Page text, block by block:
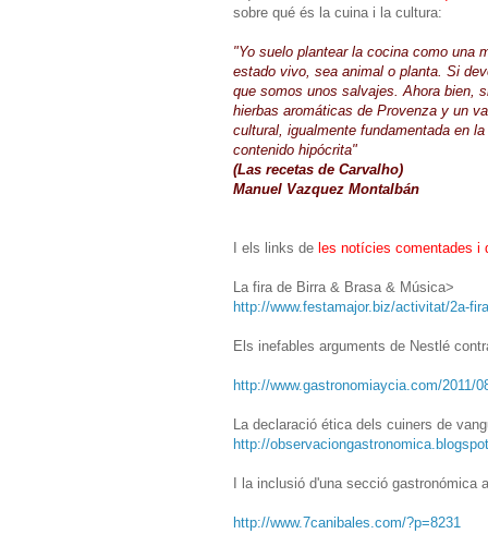
sobre qué és la cuina i la cultura:
"Yo suelo plantear la cocina como una
estado vivo, sea animal o planta. Si
que somos unos salvajes. Ahora bien,
hierbas aromáticas de Provenza y un
cultural, igualmente fundamentada en
contenido hipócrita"
(Las recetas de Carvalho)
Manuel Vazquez Montalbán
I els links de les notícies comentades i
La fira de Birra & Brasa & Música>
http://www.festamajor.biz/activitat/2a-
Els inefables arguments de Nestlé
http://www.gastronomiaycia.com/2011/
La declaració ética dels cuiners de
http://
I la inclusió d'una secció gastronómica
http://www.7canibales.com/?p=8231